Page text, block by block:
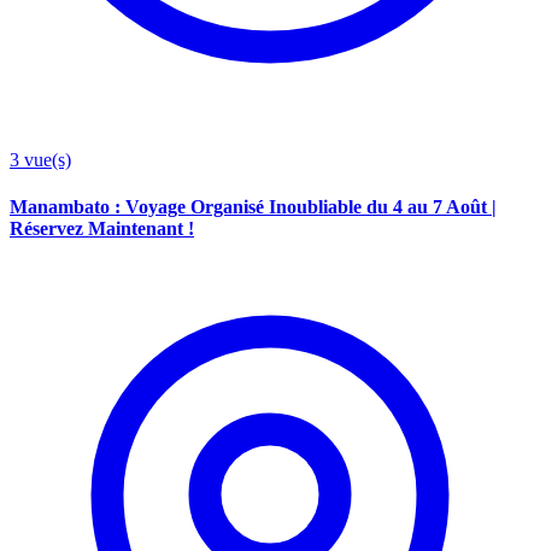
3 vue(s)
Manambato : Voyage Organisé Inoubliable du 4 au 7 Août |
Réservez Maintenant !